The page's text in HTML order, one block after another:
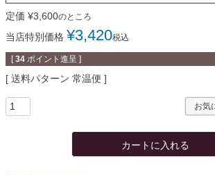
定価 ¥3,600のところ
当店特別価格 ¥3,420税込
[ 34 ポイント進呈 ]
送料パターン 常温便
お気
カートに入れる